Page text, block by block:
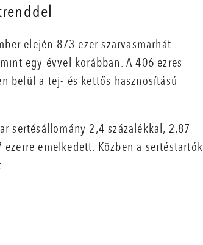
elején 873 ezer szarvasmarhát
egy évvel korábban. A 406 ezres
belül a tej- és kettős hasznosítású
sertésállomány 2,4 százalékkal, 2,87
emelkedett. Közben a sertéstartók